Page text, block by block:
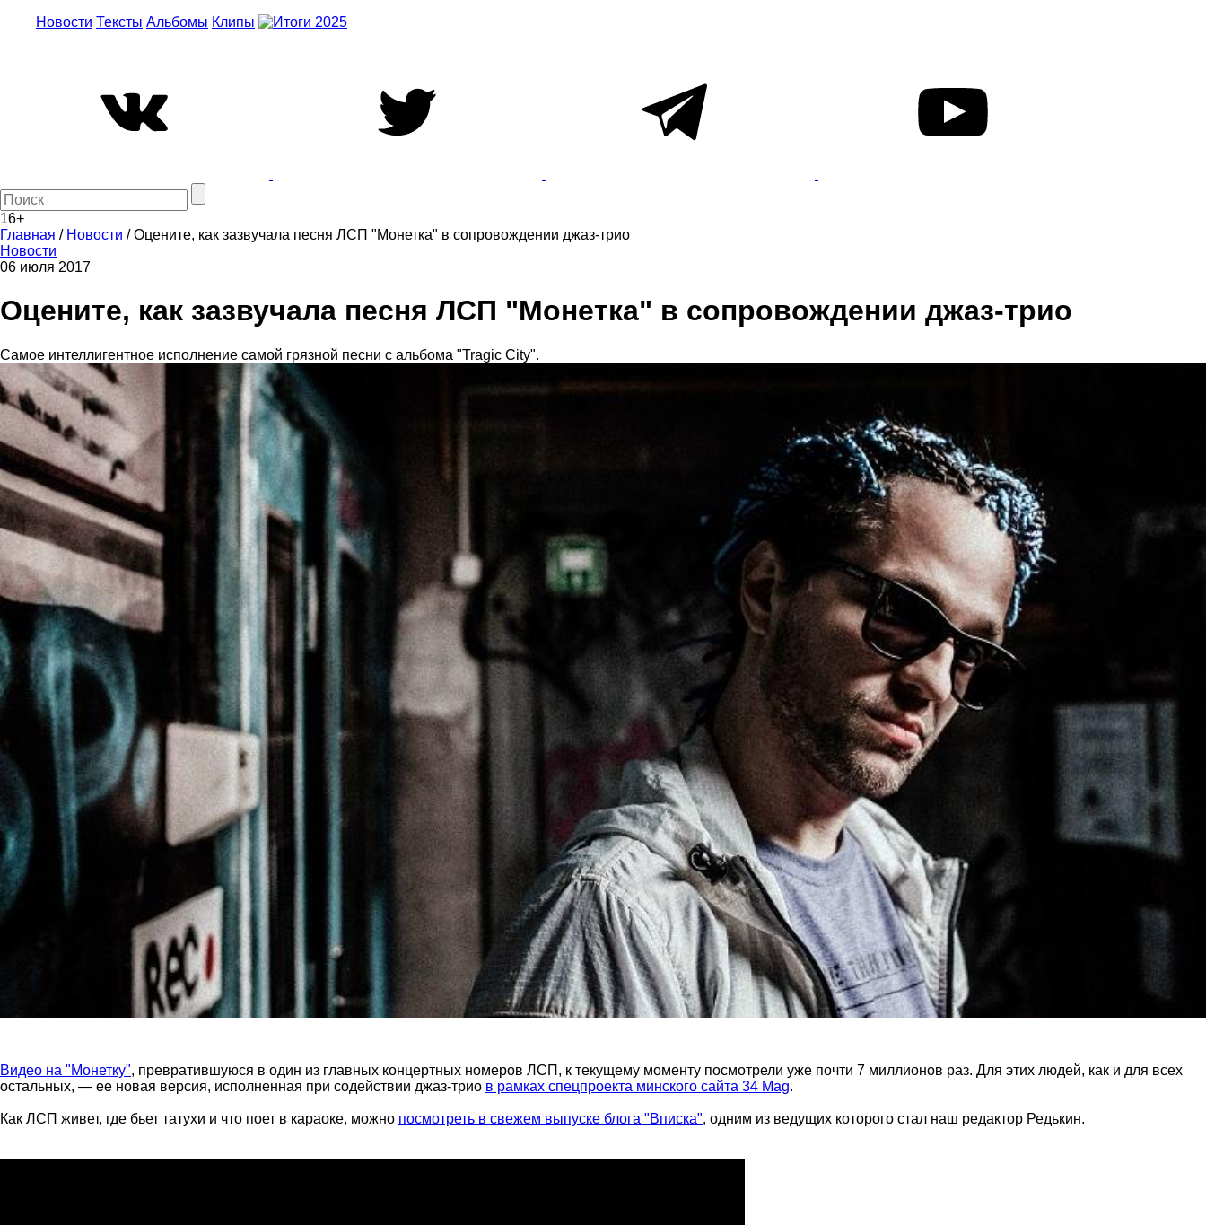
Новости Тексты Альбомы Клипы
16+
Главная / Новости /Оцените, как зазвучала песня ЛСП "Монетка" в сопровождении джаз-трио
Новости
06 июля 2017
Оцените, как зазвучала песня ЛСП "Монетка" в сопровождении джаз-трио
Самое интеллигентное исполнение самой грязной песни с альбома "Tragic City".
Видео на "Монетку", превратившуюся в один из главных концертных номеров ЛСП, к текущему моменту посмотрели уже почти 7 миллионов раз. Для этих людей, как и для всех
остальных, — ее новая версия, исполненная при содействии джаз-трио в рамках спецпроекта минского сайта 34 Mag.
Как ЛСП живет, где бьет татухи и что поет в караоке, можно посмотреть в свежем выпуске блога "Вписка", одним из ведущих которого стал наш редактор Редькин.